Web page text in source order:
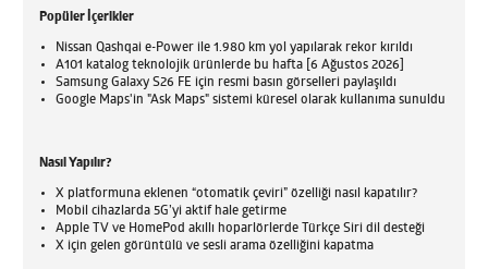
Popüler İçerikler
Nissan Qashqai e-Power ile 1.980 km yol yapılarak rekor kırıldı
A101 katalog teknolojik ürünlerde bu hafta [6 Ağustos 2026]
Samsung Galaxy S26 FE için resmi basın görselleri paylaşıldı
Google Maps'in "Ask Maps" sistemi küresel olarak kullanıma sunuldu
Nasıl Yapılır?
X platformuna eklenen “otomatik çeviri” özelliği nasıl kapatılır?
Mobil cihazlarda 5G’yi aktif hale getirme
Apple TV ve HomePod akıllı hoparlörlerde Türkçe Siri dil desteği
X için gelen görüntülü ve sesli arama özelliğini kapatma